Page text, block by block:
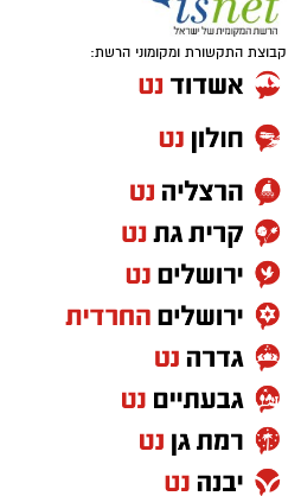
קבוצת התקשורת ומקומוני הרשת: